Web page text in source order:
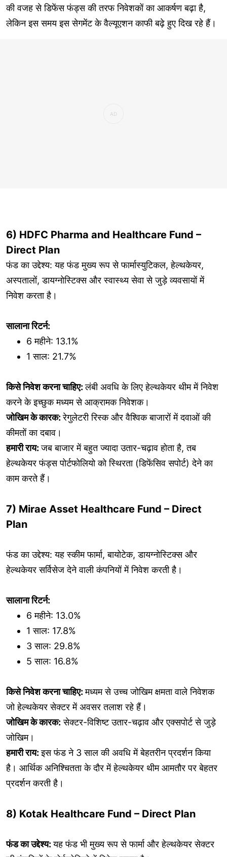
की वजह से डिफेंस फंड्स की तरफ निवेशकों का आकर्षण बढ़ा है,
लेकिन इस समय इस सेगमेंट के वैल्यूएशन काफी बढ़े हुए दिख रहे हैं।
6) HDFC Pharma and Healthcare Fund –
Direct Plan
फंड का उद्देश्य: यह फंड मुख्य रूप से फार्मास्युटिकल, हेल्थकेयर,
अस्पतालों, डायग्नोस्टिक्स और स्वास्थ्य सेवा से जुड़े व्यवसायों में
निवेश करता है।
सालाना रिटर्न:
6 महीने: 13.1%
1 साल: 21.7%
किसे निवेश करना चाहिए:लंबी अवधि के लिए हेल्थकेयर थीम में निवेश
करने के इच्छुक मध्यम से आक्रामक निवेशक।
जोखिम के कारक:रेगुलेटरी रिस्क और वैश्विक बाजारों में दवाओं की
कीमतों का दबाव।
हमारी राय:जब बाजार में बहुत ज्यादा उतार-चढ़ाव होता है, तब
हेल्थकेयर फंड्स पोर्टफोलियो को स्थिरता (डिफेंसिव सपोर्ट) देने का
काम करते हैं।
7) Mirae Asset Healthcare Fund – Direct
Plan
फंड का उद्देश्य: यह स्कीम फार्मा, बायोटेक, डायग्नोस्टिक्स और
हेल्थकेयर सर्विसेज देने वाली कंपनियों में निवेश करती है।
सालाना रिटर्न:
6 महीने: 13.0%
1 साल: 17.8%
3 साल: 29.8%
5 साल: 16.8%
किसे निवेश करना चाहिए:मध्यम से उच्च जोखिम क्षमता वाले निवेशक
जो हेल्थकेयर सेक्टर में अवसर तलाश रहे हैं।
जोखिम के कारक: सेक्टर-विशिष्ट उतार-चढ़ाव और एक्सपोर्ट से जुड़े
जोखिम।
हमारी राय:इस फंड ने 3 साल की अवधि में बेहतरीन प्रदर्शन किया
है। आर्थिक अनिश्चितता के दौर में हेल्थकेयर थीम आमतौर पर बेहतर
प्रदर्शन करती है।
8) Kotak Healthcare Fund – Direct Plan
फंड का उद्देश्य:यह फंड भी मुख्य रूप से फार्मा और हेल्थकेयर सेक्टर